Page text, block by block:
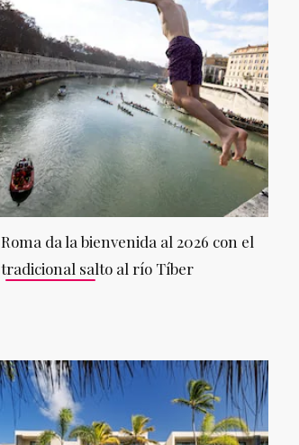
Roma da la bienvenida al 2026 con el
tradicional salto al río Tíber